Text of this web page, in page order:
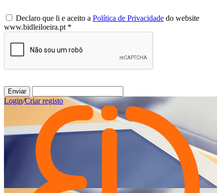
Declaro que li e aceito a Política de Privacidade do website
www.bidleiloeira.pt *
Enviar
Login/Criar registo